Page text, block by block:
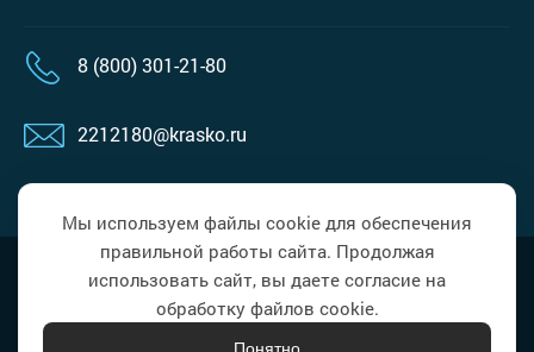
8 (800) 301-21-80
2212180@krasko.ru
Политика в области обработки
персональных данных
Мы используем файлы cookie для обеспечения
правильной работы сайта. Продолжая
использовать сайт, вы даете согласие на
обработку файлов cookie.